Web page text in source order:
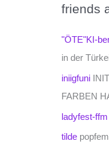
friends
"ÖTE"KI-
in der
iniigfuni
FARBEN
ladyfest-ffm
tilde